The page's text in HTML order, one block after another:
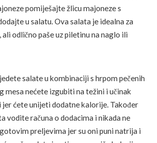
pomiješajte žlicu majoneze s
u salatu. Ova salata je idealna za
odlično paše uz piletinu na naglo ili
salate u kombinaciji s hrpom pečenih
mesa nećete izgubiti na težini i učinak
jer ćete unijeti dodatne kalorije. Također
vodite računa o dodacima i nikada ne
preljevima jer su oni puni natrija i